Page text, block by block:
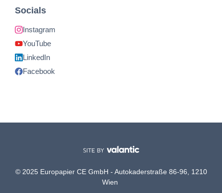
Socials
Instagram
YouTube
LinkedIn
Facebook
© 2025 Europapier CE GmbH - Autokaderstraße 86-96, 1210
Wien